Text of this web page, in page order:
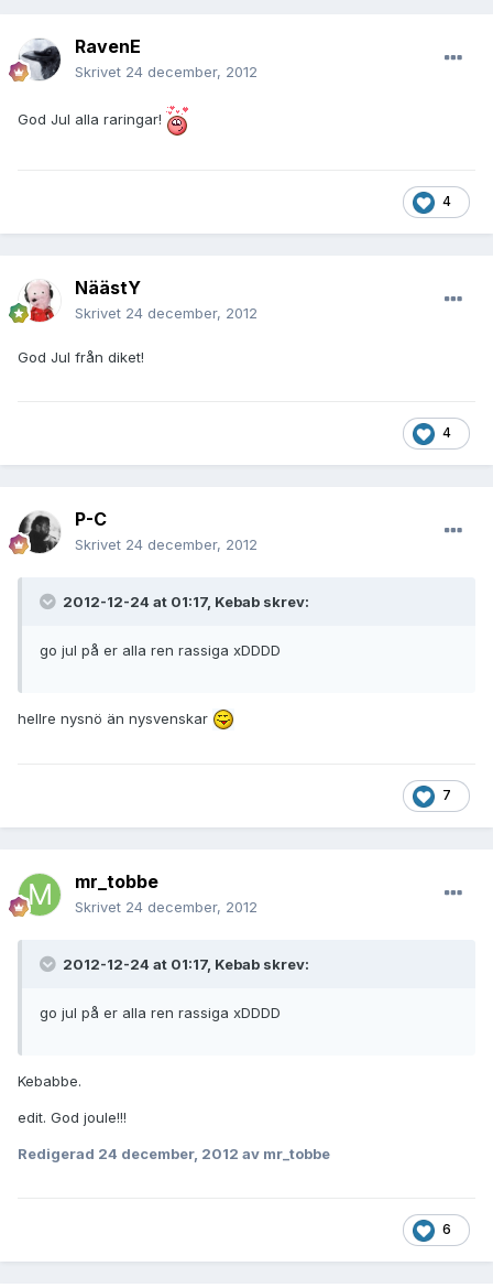
RavenE
Skrivet 24 december, 2012
God Jul alla raringar!
4
NäästY
Skrivet 24 december, 2012
God Jul från diket!
4
P-C
Skrivet 24 december, 2012
2012-12-24 at 01:17, Kebab skrev:
go jul på er alla ren rassiga xDDDD
hellre nysnö än nysvenskar
7
mr_tobbe
Skrivet 24 december, 2012
2012-12-24 at 01:17, Kebab skrev:
go jul på er alla ren rassiga xDDDD
Kebabbe.
edit. God joule!!!
Redigerad 24 december, 2012 av mr_tobbe
6